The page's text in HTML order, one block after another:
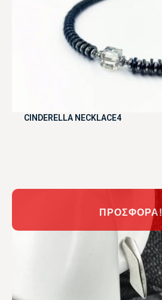
CINDERELLA NECKLACE4
ΠΡΟΣΦΟΡΆ!